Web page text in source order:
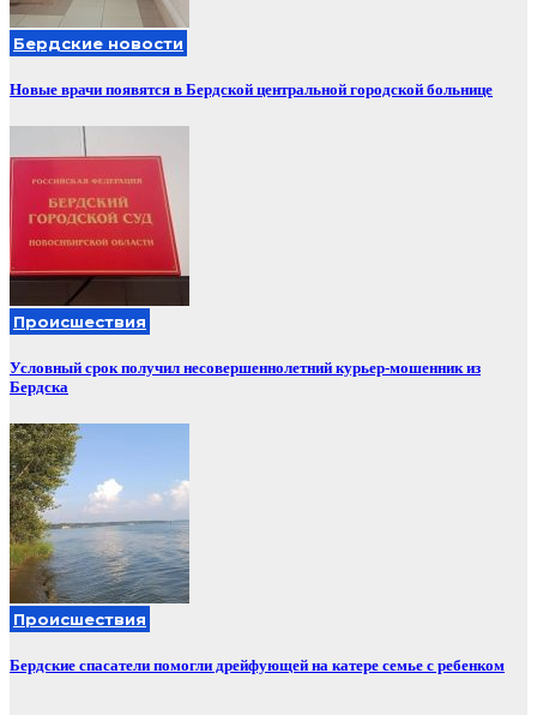
Бердские новости
Новые врачи появятся в Бердской центральной городской больнице
Происшествия
Условный срок получил несовершеннолетний курьер-мошенник из
Бердска
Происшествия
Бердские спасатели помогли дрейфующей на катере семье с ребенком